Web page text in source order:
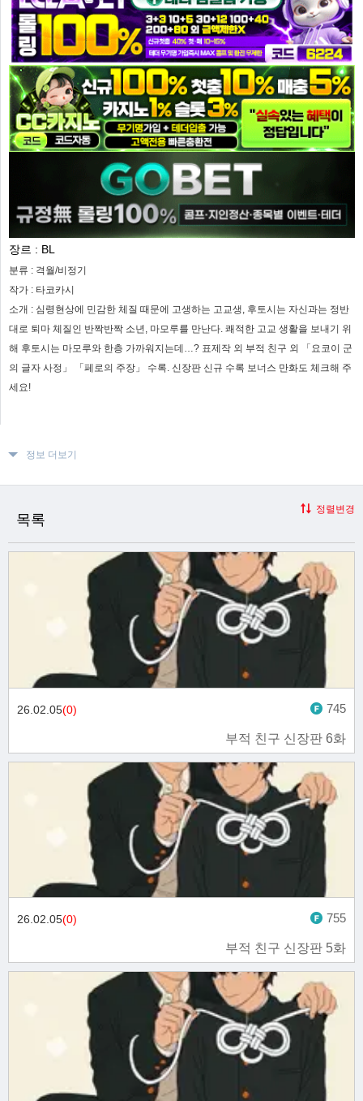
장르 : BL
분류 : 격월/비정기
작가 : 타코카시
소개 : 심령현상에 민감한 체질 때문에 고생하는 고교생, 후토시는 자신과는 정반
대로 퇴마 체질인 반짝반짝 소년, 마모루를 만난다. 쾌적한 고교 생활을 보내기 위
해 후토시는 마모루와 한층 가까워지는데…? 표제작 외 부적 친구 외 「요코이 군
의 글자 사정」 「페로의 주장」 수록. 신장판 신규 수록 보너스 만화도 체크해 주
세요!
정보 더보기
목록
정렬변경
부적 친구 신장판 6화
26.02.05(0) 745
부적 친구 신장판 5화
26.02.05(0) 755